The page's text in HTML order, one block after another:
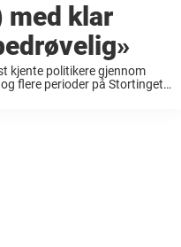
med klar
kjente politikere gjennom
flere perioder på Stortinget